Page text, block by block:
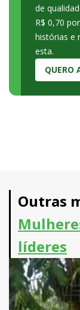
de
R$ 0,70
histórias e
esta.
QUERO
Outras
líderes